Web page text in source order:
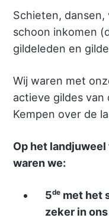
Schieten,
schoon inkomen
gildeleden en
Wij waren met
actieve gildes van
Kempen over de
Op het
waren we:
5demet het
zeker in